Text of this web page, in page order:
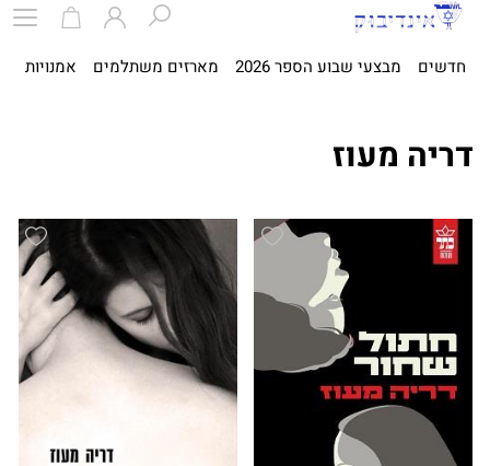
חדשים מבצעי שבוע הספר 2026 מארזים משתלמים אמנויות
דריה מעוז